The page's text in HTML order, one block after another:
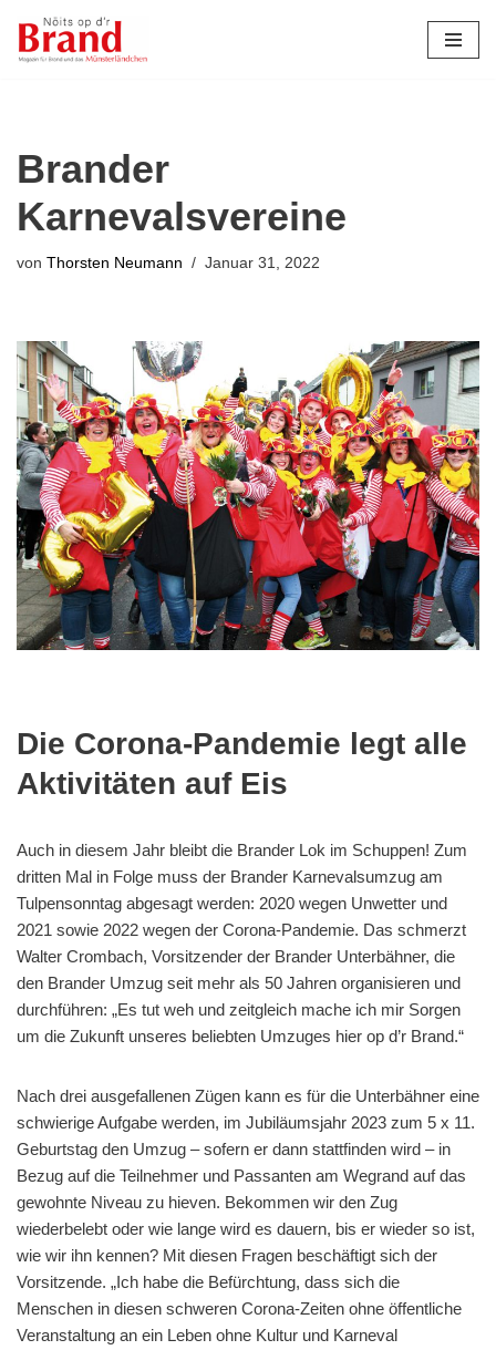
Zum
Brander
Karnevalsvereine
von Thorsten Neumann Januar 31, 2022
Die Corona-Pandemie legt alle
Aktivitäten auf Eis
Auch in diesem Jahr bleibt die Brander Lok im Schuppen! Zum
dritten Mal in Folge muss der Brander Karnevalsumzug am
Tulpensonntag abgesagt werden: 2020 wegen Unwetter und
2021 sowie 2022 wegen der Corona-Pandemie. Das schmerzt
Walter Crombach, Vorsitzender der Brander Unterbähner, die
den Brander Umzug seit mehr als 50 Jahren organisieren und
durchführen: „Es tut weh und zeitgleich mache ich mir Sorgen
um die Zukunft unseres beliebten Umzuges hier op d’r Brand.“
Nach drei ausgefallenen Zügen kann es für die Unterbähner eine
schwierige Aufgabe werden, im Jubiläumsjahr 2023 zum 5 x 11.
Geburtstag den Umzug – sofern er dann stattfinden wird – in
Bezug auf die Teilnehmer und Passanten am Wegrand auf das
gewohnte Niveau zu hieven. Bekommen wir den Zug
wiederbelebt oder wie lange wird es dauern, bis er wieder so ist,
wie wir ihn kennen? Mit diesen Fragen beschäftigt sich der
Vorsitzende. „Ich habe die Befürchtung, dass sich die
Menschen in diesen schweren Corona-Zeiten ohne öffentliche
Veranstaltung an ein Leben ohne Kultur und Karneval